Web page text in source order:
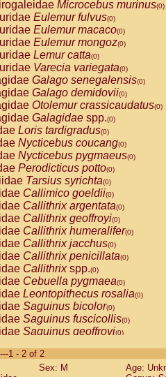
Microcebus murinus(0)
Eulemur fulvus(0)
Eulemur macaco(0)
Eulemur mongoz(0)
Lemur catta(0)
Varecia variegata(0)
Galago senegalensis(0)
Galago demidovii(0)
Otolemur crassicaudatus(0)
Galagidae spp.(0)
Loris tardigradus(0)
Nycticebus coucang(0)
Nycticebus pygmaeus(0)
Perodicticus potto(0)
Tarsius syrichta(0)
Callimico goeldii(0)
Callithrix argentata(0)
Callithrix geoffroyi(0)
Callithrix humeralifer(0)
Callithrix jacchus(0)
Callithrix penicillata(0)
Callithrixspp.(0)
Cebuella pygmaea(0)
Leontopithecus rosalia(0)
Saguinus bicolor(0)
Saguinus fuscicollis(0)
Saguinus geoffroyi(0)
Saguinus labiatus(0)
Saguinus leucopus (0)
1 - 2 of 2
Sex: M
Age: